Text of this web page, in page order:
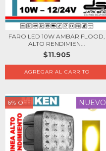
FARO LED 10W AMBAR FLOOD,
ALTO RENDIMIEN...
$11.905
6% OFF NUEVO